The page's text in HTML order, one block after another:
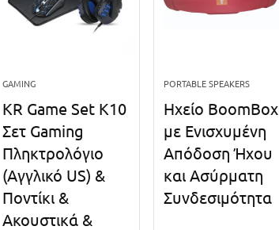
GAMING
KR Game Set K10
Σετ Gaming
Πληκτρολόγιο
(Αγγλικό US) &
Ποντίκι &
Ακουστικά &
PORTABLE SPEAKERS
Ηχείο BoomBox
με Ενισχυμένη
Απόδοση Ήχου
και Ασύρματη
Συνδεσιμότητα